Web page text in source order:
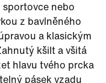
nebo
z bavlněného
a klasickým
kšilt a všitá
hlavu tvého prcka
pásek vzadu